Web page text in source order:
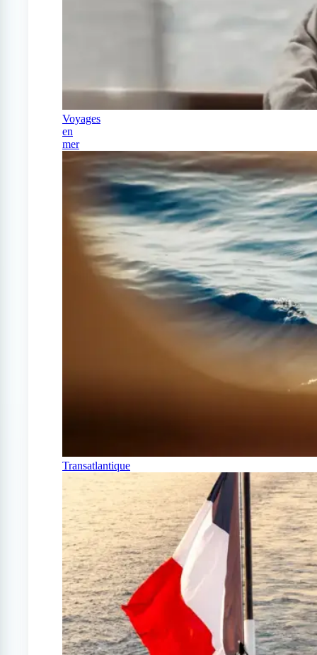
Voyages
en
mer
Transatlantique